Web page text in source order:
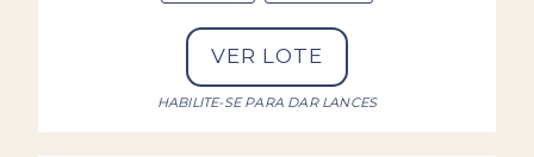
VER LOTE
HABILITE-SE PARA DAR LANCES